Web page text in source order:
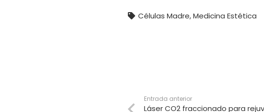
Células Madre,Medicina Estética
Entrada anterior
Láser CO2 fraccionado para